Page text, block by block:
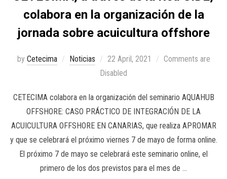
colabora en la organización de la
jornada sobre acuicultura offshore
by Cetecima Noticias 22 April, 2021
Comments are
Disabled
CETECIMA colabora en la organización del seminario AQUAHUB
OFFSHORE: CASO PRÁCTICO DE INTEGRACIÓN DE LA
ACUICULTURA OFFSHORE EN CANARIAS, que realiza APROMAR
y que se celebrará el próximo viernes 7 de mayo de forma online.
El próximo 7 de mayo se celebrará este seminario online, el
primero de los dos previstos para el mes de …